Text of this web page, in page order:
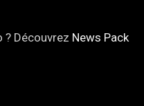
? Découvrez News Pack